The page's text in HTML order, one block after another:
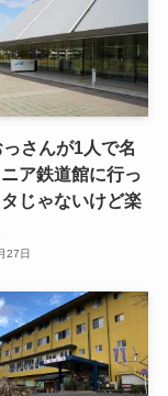
さんが1人で名
ア鉄道館に行っ
じゃないけど楽
27日